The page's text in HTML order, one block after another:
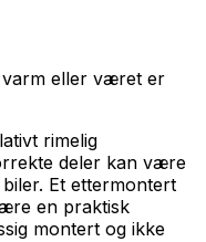
eller været er
rimelig
deler kan være
Et ettermontert
en praktisk
montert og ikke